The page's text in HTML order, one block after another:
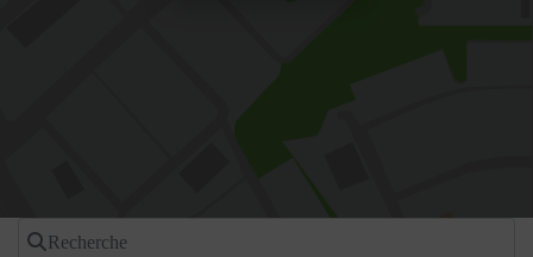
Recherche